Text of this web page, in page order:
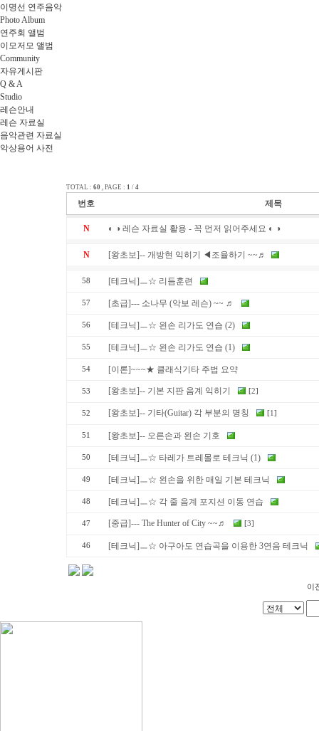
이명선 연주음악
Photo Album
연주회 앨범
이모저모 앨범
Community
자유게시판
Q & A
Studio
레슨안내
레슨 자료실
음악관련 자료실
악상용어 사전
TOTAL : 60 , PAGE : 1 / 4
번호 제목
N ◐ ◑ 레슨 자료실 활용 - 꼭 먼저 읽어주세요 ◐ ◑
N [왕초보]-- 개방현 익히기 ◀조율하기 ~~♬
58 [테크닉]ㅡ☆ 리듬훈련
57 [초급]--- 소나무 (악보 레슨) ~~ ♬
56 [테크닉]ㅡ☆ 왼손 리가도 연습 (2)
55 [테크닉]ㅡ☆ 왼손 리가도 연습 (1)
54 [이론]~~~★ 클래식기타 주법 요약
53 [왕초보]-- 기본 지판 음계 익히기 [2]
52 [왕초보]-- 기타(Guitar) 각 부분의 명칭 [1 ]
51 [왕초보]-- 오른손과 왼손 기호
50 [테크닉]ㅡ☆ 타레가 트레몰로 테크닉 (1)
49 [테크닉]ㅡ☆ 왼손을 위한 매일 기본 테크닉
48 [테크닉]ㅡ☆ 각 줄 음계 포지션 이동 연습
47 [중급]--- The Hunter of City ~~♬ [3]
46 [테크닉]ㅡ☆ 아구아도 연습곡을 이용한 3연음 테크닉
이